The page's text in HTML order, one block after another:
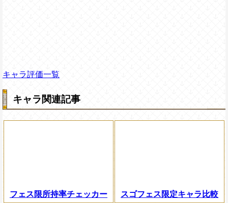
キャラ評価一覧
キャラ関連記事
フェス限所持率チェッカー スゴフェス限定キャラ比較